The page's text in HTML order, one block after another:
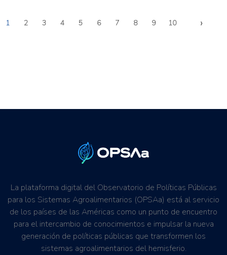
1 2 3 4 5 6 7 8 9 10 ›
La plataforma digital del Observatorio de Políticas Públicas
para los Sistemas Agroalimentarios (OPSAa) está al servicio
de los países de las Américas como un punto de encuentro
para el intercambio de conocimientos e impulsar la nueva
generación de políticas públicas que transformen los
sistemas agroalimentarios del hemisferio.